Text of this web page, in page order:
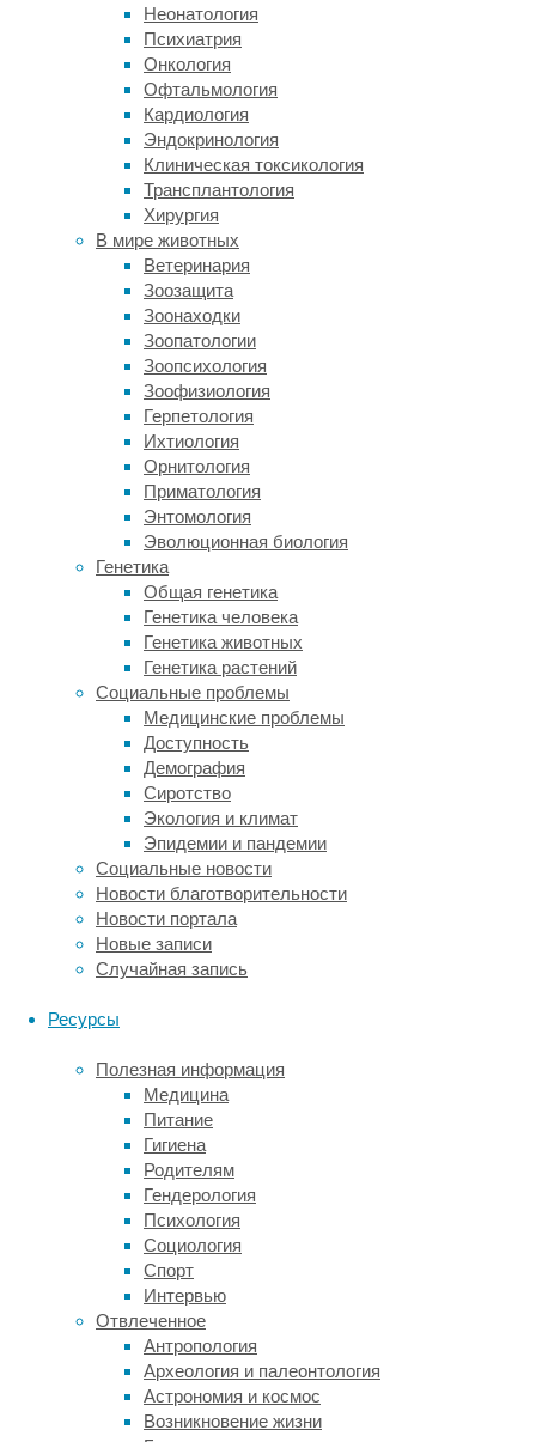
Неонатология
Психиатрия
Онкология
Офтальмология
Кардиология
Эндокринология
Клиническая токсикология
Трансплантология
Хирургия
В мире животных
Ветеринария
Зоозащита
Зоонаходки
Зоопатологии
Зоопсихология
Зоофизиология
Герпетология
Ихтиология
Орнитология
Приматология
Энтомология
Эволюционная биология
Генетика
Общая генетика
Генетика человека
Генетика животных
Генетика растений
Социальные проблемы
Медицинские проблемы
Доступность
Демография
Сиротство
Экология и климат
Эпидемии и пандемии
Социальные новости
Новости благотворительности
Новости портала
Новые записи
Случайная запись
Ресурсы
Полезная информация
Медицина
Питание
Гигиена
Родителям
Гендерология
Психология
Социология
Спорт
Интервью
Отвлеченное
Антропология
Археология и палеонтология
Астрономия и космос
Возникновение жизни
1862
году
коллекцию
лондонского
Музея
естественной
истории
попал
скелет
птерозавра,
найденный
зольнхофенских
известняках
недалеко
от
городка
Айхштетт
(Германия).
Формация
в
том
регионе
датируется
титонским
ярусом
юрского
периода
—
значит
древний
ящер
жил
149,2
±
0,7-
миллиона
назад.
этом
месте
часто
находили
рамфоринхов
Rhamphorhynchus
хвостатых
птерозавров,
по
которым
палеонтологи
сумели
смоделировать